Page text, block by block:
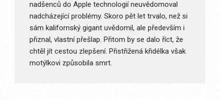
nadšenců do Apple technologií neuvědomoval
nadcházející problémy. Skoro pět let trvalo, než si
sám kalifornský gigant uvědomil, ale především i
přiznal, vlastní přešlap. Přitom by se dalo říct, že
chtěl jít cestou zlepšení. Přistřižená křidélka však
motýlkovi způsobila smrt.